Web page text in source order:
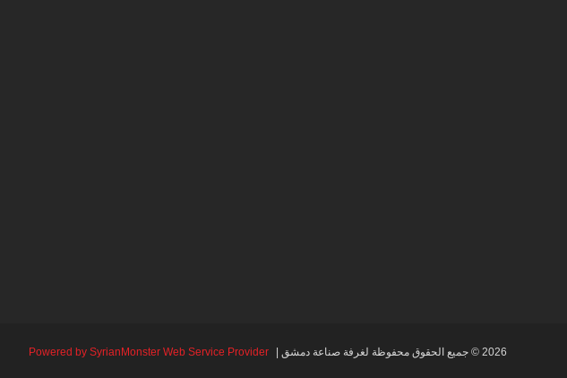
2026 © جميع الحقوق محفوظة لغرفة صناعة دمشق | Powered by SyrianMonster Web Service Provider